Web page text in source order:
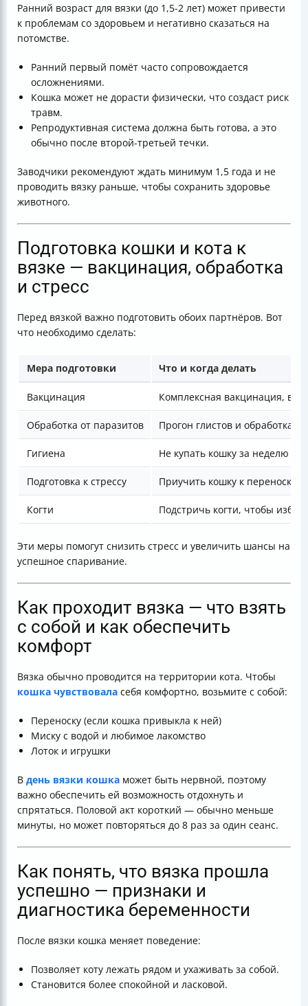
Ранний возраст для вязки (до 1,5-2 лет) может привести
к проблемам со здоровьем и негативно сказаться на
потомстве.
Ранний первый помёт часто сопровождается
осложнениями.
Кошка может не дорасти физически, что создаст риск
травм.
Репродуктивная система должна быть готова, а это
обычно после второй-третьей течки.
Заводчики рекомендуют ждать минимум 1,5 года и не
проводить вязку раньше, чтобы сохранить здоровье
животного.
Подготовка кошки и кота к
вязке — вакцинация, обработка
и стресс
Перед вязкой важно подготовить обоих партнёров. Вот
что необходимо сделать:
Мера подготовки Что и когда делать
Вакцинация Комплексная вакцинация,
Обработка от паразитов Прогон глистов и обработка
Гигиена Не купать кошку за неделю
Подготовка к стрессу Приучить кошку к переноске,
Когти Подстричь когти, чтобы
Эти меры помогут снизить стресс и увеличить шансы на
успешное спаривание.
Как проходит вязка — что взять
с собой и как обеспечить
комфорт
Вязка обычно проводится на территории кота. Чтобы
кошка чувствовала себя комфортно, возьмите с собой:
Переноску (если кошка привыкла к ней)
Миску с водой и любимое лакомство
Лоток и игрушки
В день вязки кошка может быть нервной, поэтому
важно обеспечить ей возможность отдохнуть и
спрятаться. Половой акт короткий — обычно меньше
минуты, но может повторяться до 8 раз за один сеанс.
Как понять, что вязка прошла
успешно — признаки и
диагностика беременности
После вязки кошка меняет поведение:
Позволяет коту лежать рядом и ухаживать за собой.
Становится более спокойной и ласковой.